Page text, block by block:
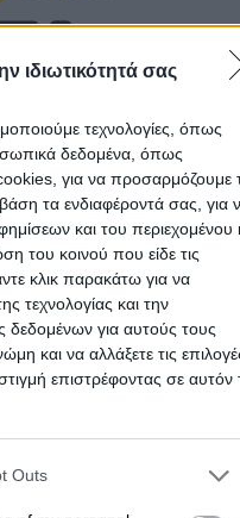
ιδιωτικότητά σας
τεχνολογίες, όπως
δεδομένα, όπως
για να προσαρμόζουμε
τα ενδιαφέροντά σας, για
και του περιεχομένου
του κοινού που είδε τις
κλικ παρακάτω για να
τεχνολογίας και την
για αυτούς τους
και να αλλάξετε τις
επιστρέφοντας σε αυτόν
one or more Google
including but not limited to
Outs
Ακύρωση
λάβει ακόμα καμία
να κάνουν τη σωστή